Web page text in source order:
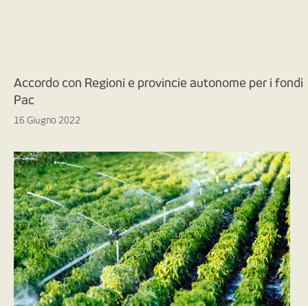
Accordo con Regioni e provincie autonome per i fondi
Pac
16 Giugno 2022